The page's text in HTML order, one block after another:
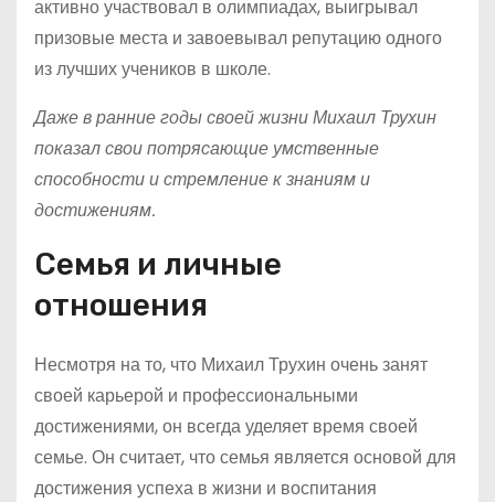
активно участвовал в олимпиадах, выигрывал
призовые места и завоевывал репутацию одного
из лучших учеников в школе.
Даже в ранние годы своей жизни Михаил Трухин
показал свои потрясающие умственные
способности и стремление к знаниям и
достижениям.
Семья и личные
отношения
Несмотря на то, что Михаил Трухин очень занят
своей карьерой и профессиональными
достижениями, он всегда уделяет время своей
семье. Он считает, что семья является основой для
достижения успеха в жизни и воспитания